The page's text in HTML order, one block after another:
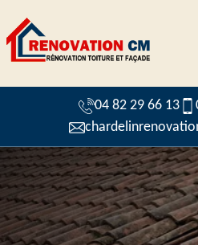
04 82 29 66 13